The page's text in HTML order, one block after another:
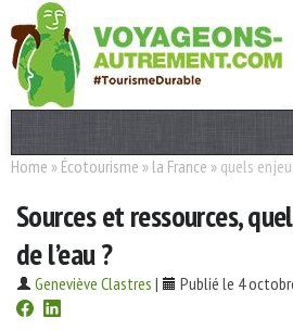
Actualités
T. Responsable
Destinations
Acteurs
Home » Écotourisme » la France » quels
Sources et ressources,
de l’eau ?
Geneviève Clastres | Publié le 4